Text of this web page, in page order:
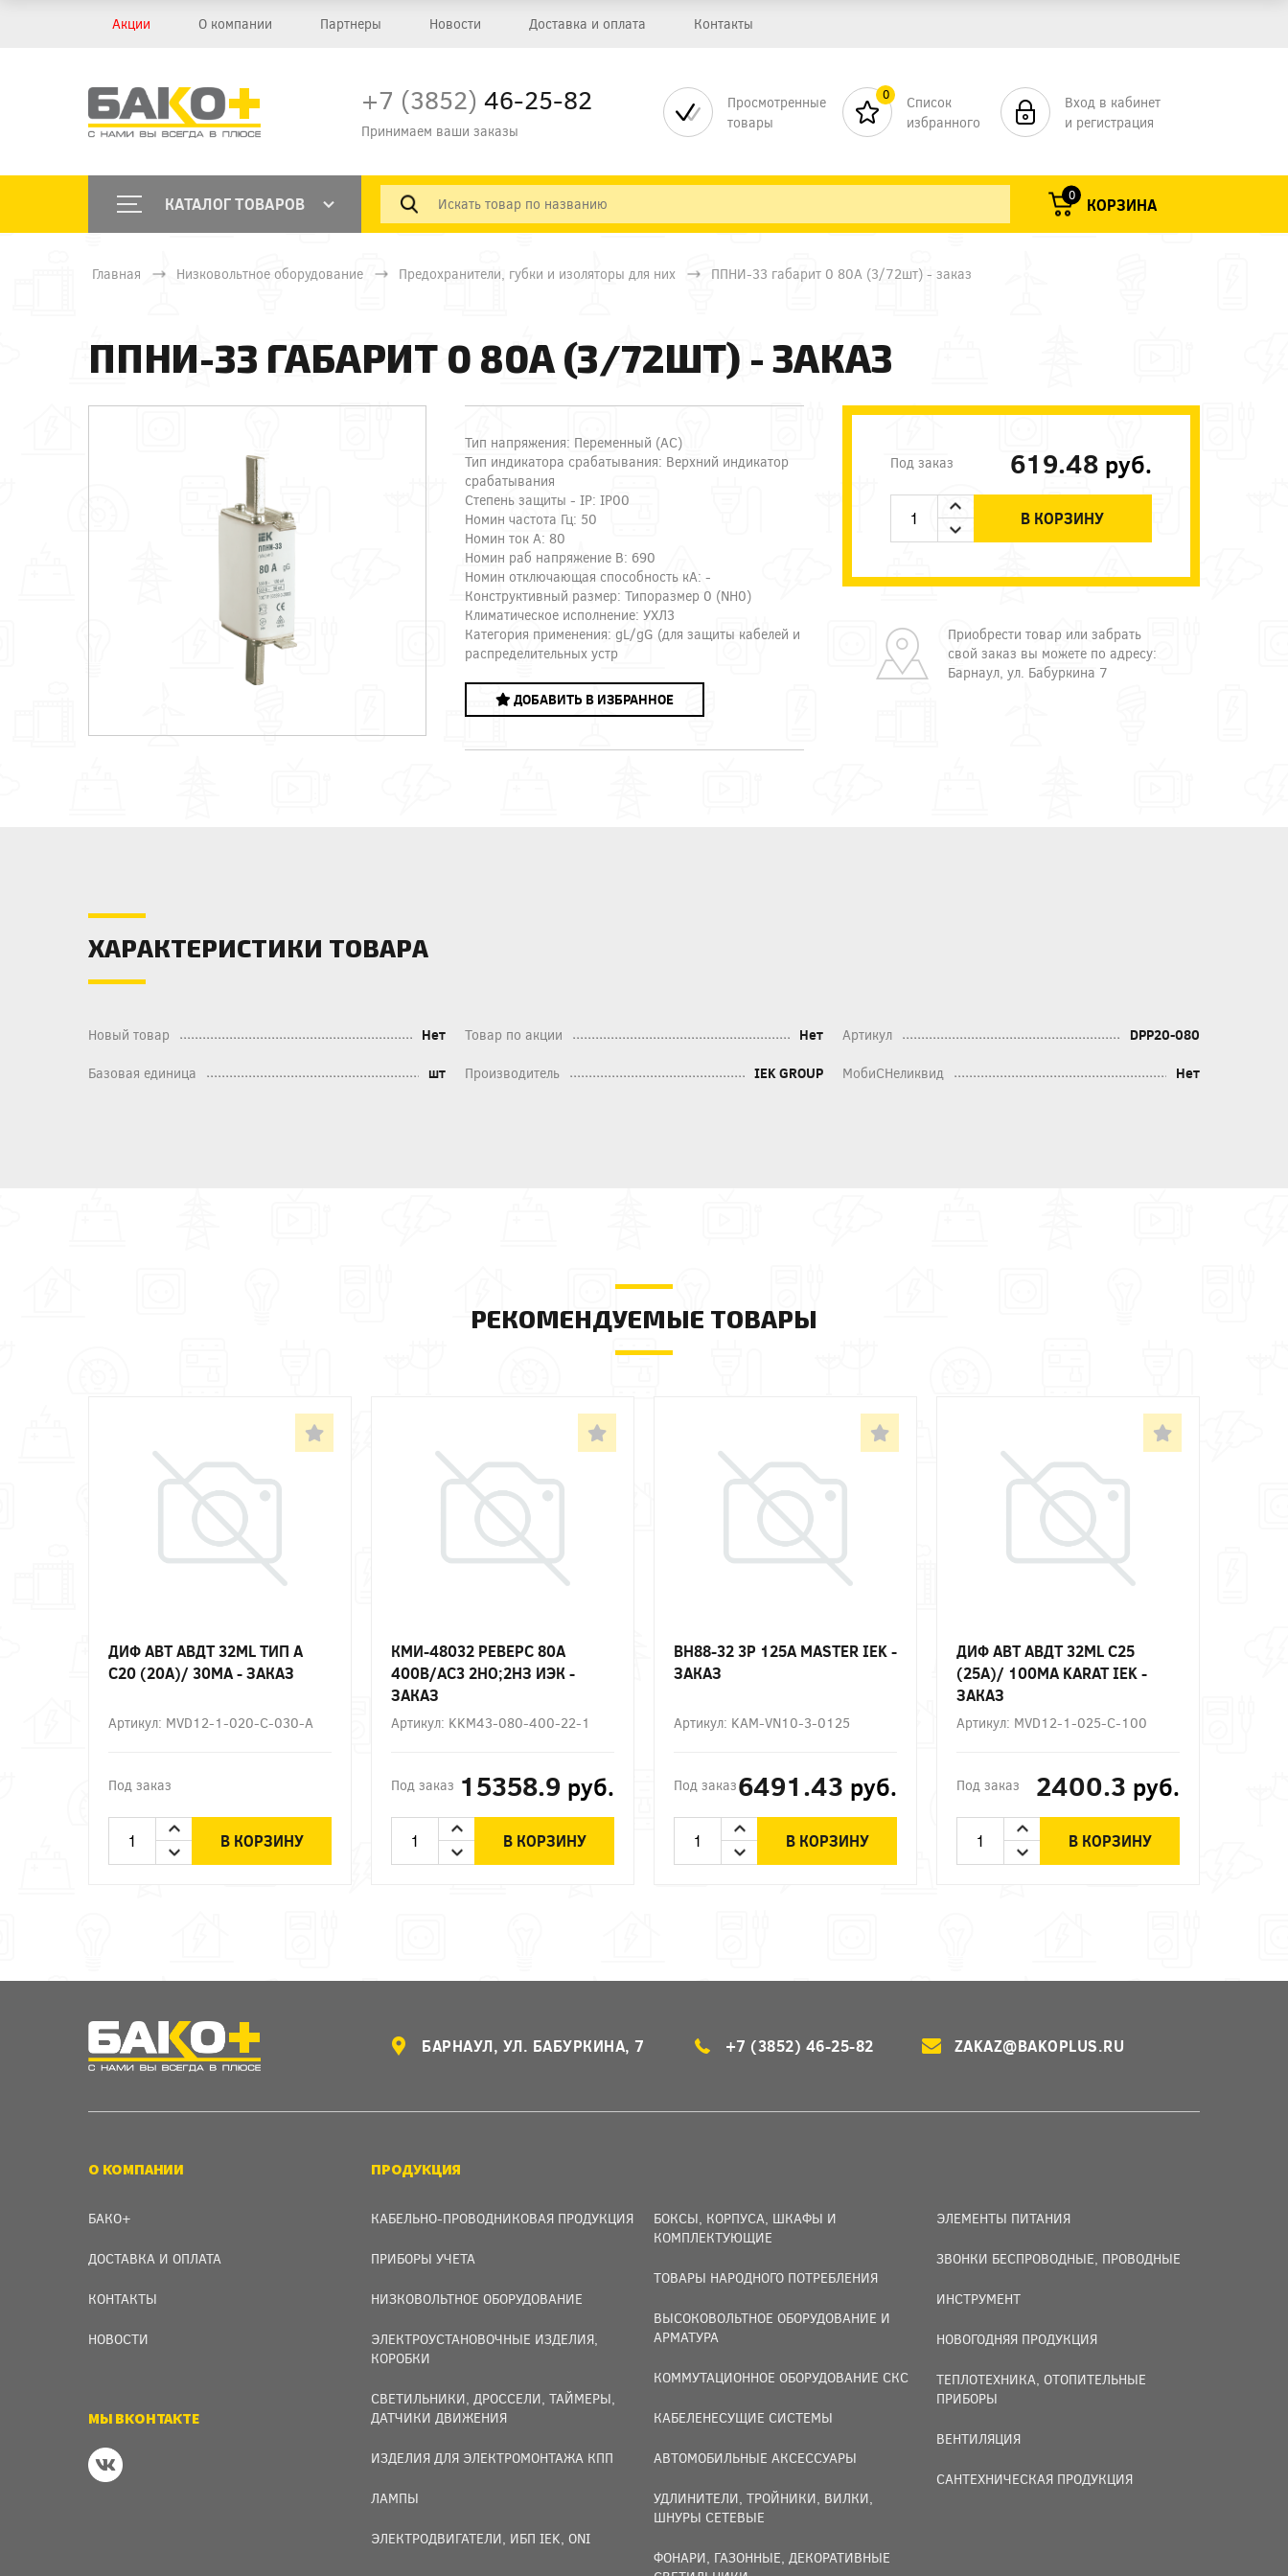
Акции О компании Партнеры Новости Доставка и оплата Контакты
+7 (3852) 46-25-82
Принимаем ваши заказы
Просмотренные
товары
0
Список
избранного
Вход в кабинет
и регистрация
КАТАЛОГ ТОВАРОВ 0 КОРЗИНА
Главная Низковольтное оборудование Предохранители, губки и изоляторы для них ППНИ-33 габарит 0 80А (3/72шт) - заказ
ППНИ-33 ГАБАРИТ 0 80А (3/72ШТ) - ЗАКАЗ
Тип напряжения: Переменный (AC)
Тип индикатора срабатывания: Верхний индикатор
срабатывания
Степень защиты - IP: IP00
Номин частота Гц: 50
Номин ток А: 80
Номин раб напряжение В: 690
Номин отключающая способность кА: -
Конструктивный размер: Типоразмер 0 (NH0)
Климатическое исполнение: УХЛ3
Категория применения: gL/gG (для защиты кабелей и
распределительных устр
ДОБАВИТЬ В ИЗБРАННОЕ
Под заказ 619.48 руб.
В КОРЗИНУ
Приобрести товар или забрать
свой заказ вы можете по адресу:
Барнаул, ул. Бабуркина 7
ХАРАКТЕРИСТИКИ ТОВАРА
Новый товар Нет Товар по акции Нет Артикул DPP20-080
Базовая единица шт Производитель IEK GROUP МобиСНеликвид Нет
РЕКОМЕНДУЕМЫЕ ТОВАРЫ
ДИФ АВТ АВДТ 32ML ТИП А
C20 (20А)/ 30МА - ЗАКАЗ
Артикул: MVD12-1-020-C-030-A
Под заказ
В КОРЗИНУ
КМИ-48032 РЕВЕРС 80А
400В/АС3 2НО;2НЗ ИЭК -
ЗАКАЗ
Артикул: KKM43-080-400-22-1
Под заказ 15358.9 руб.
В КОРЗИНУ
ВН88-32 3P 125А MASTER IEK -
ЗАКАЗ
Артикул: KAM-VN10-3-0125
Под заказ6491.43 руб.
В КОРЗИНУ
ДИФ АВТ АВДТ 32ML C25
(25А)/ 100МА KARAT IEK -
ЗАКАЗ
Артикул: MVD12-1-025-C-100
Под заказ 2400.3 руб.
В КОРЗИНУ
БАРНАУЛ, УЛ. БАБУРКИНА, 7 +7 (3852) 46-25-82 ZAKAZ@BAKOPLUS.RU
О КОМПАНИИ
БАКО+
ДОСТАВКА И ОПЛАТА
КОНТАКТЫ
НОВОСТИ
МЫ ВКОНТАКТЕ
ПРОДУКЦИЯ
КАБЕЛЬНО-ПРОВОДНИКОВАЯ ПРОДУКЦИЯ
ПРИБОРЫ УЧЕТА
НИЗКОВОЛЬТНОЕ ОБОРУДОВАНИЕ
ЭЛЕКТРОУСТАНОВОЧНЫЕ ИЗДЕЛИЯ,
КОРОБКИ
СВЕТИЛЬНИКИ, ДРОССЕЛИ, ТАЙМЕРЫ,
ДАТЧИКИ ДВИЖЕНИЯ
ИЗДЕЛИЯ ДЛЯ ЭЛЕКТРОМОНТАЖА КПП
ЛАМПЫ
ЭЛЕКТРОДВИГАТЕЛИ, ИБП IEK, ONI
БОКСЫ, КОРПУСА, ШКАФЫ И
КОМПЛЕКТУЮЩИЕ
ТОВАРЫ НАРОДНОГО ПОТРЕБЛЕНИЯ
ВЫСОКОВОЛЬТНОЕ ОБОРУДОВАНИЕ И
АРМАТУРА
КОММУТАЦИОННОЕ ОБОРУДОВАНИЕ СКС
КАБЕЛЕНЕСУЩИЕ СИСТЕМЫ
АВТОМОБИЛЬНЫЕ АКСЕССУАРЫ
УДЛИНИТЕЛИ, ТРОЙНИКИ, ВИЛКИ,
ШНУРЫ СЕТЕВЫЕ
ФОНАРИ, ГАЗОННЫЕ, ДЕКОРАТИВНЫЕ
ЭЛЕМЕНТЫ ПИТАНИЯ
ЗВОНКИ БЕСПРОВОДНЫЕ, ПРОВОДНЫЕ
ИНСТРУМЕНТ
НОВОГОДНЯЯ ПРОДУКЦИЯ
ТЕПЛОТЕХНИКА, ОТОПИТЕЛЬНЫЕ
ПРИБОРЫ
ВЕНТИЛЯЦИЯ
САНТЕХНИЧЕСКАЯ ПРОДУКЦИЯ